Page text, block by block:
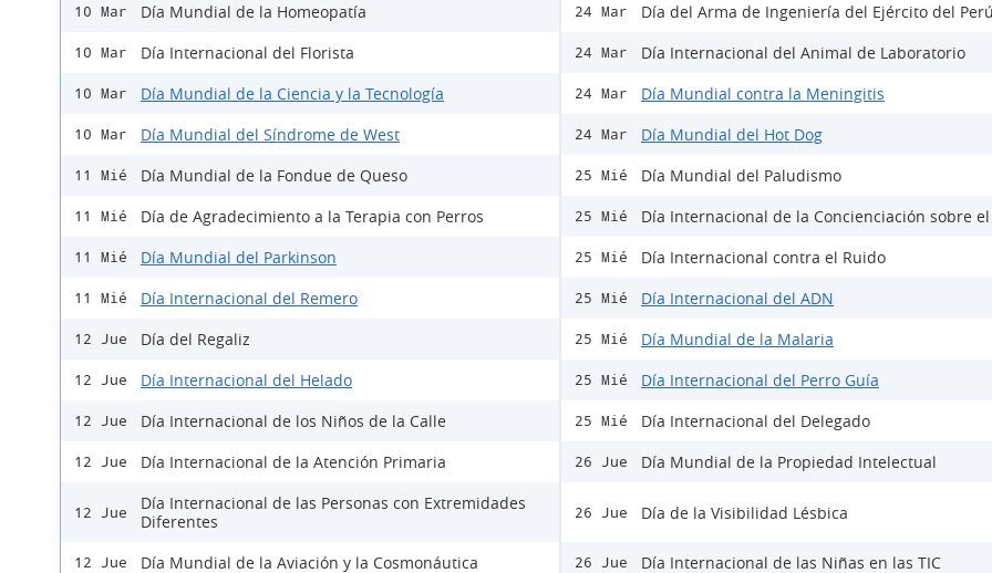
10 Mar Día Mundial de la Homeopatía
10 Mar Día Internacional del Florista
10 Mar Día Mundial de la Ciencia y la Tecnología
10 Mar Día Mundial del Síndrome de West
11 Mié Día Mundial de la Fondue de Queso
11 Mié Día de Agradecimiento a la Terapia con Perros
11 Mié Día Mundial del Parkinson
11 Mié Día Internacional del Remero
12 Jue Día del Regaliz
12 Jue Día Internacional del Helado
12 Jue Día Internacional de los Niños de la Calle
12 Jue Día Internacional de la Atención Primaria
12 Jue
Día Internacional de las Personas con Extremidades
Diferentes
12 Jue Día Mundial de la Aviación y la Cosmonáutica
24 Mar Día del Arma de Ingeniería del Ejército del Perú
24 Mar Día Internacional del Animal de Laboratorio
24 Mar Día Mundial contra la Meningitis
24 Mar Día Mundial del Hot Dog
25 Mié Día Mundial del Paludismo
25 Mié Día Internacional de la Concienciación sobre
25 Mié Día Internacional contra el Ruido
25 Mié Día Internacional del ADN
25 Mié Día Mundial de la Malaria
25 Mié Día Internacional del Perro Guía
25 Mié Día Internacional del Delegado
26 Jue Día Mundial de la Propiedad Intelectual
26 Jue Día de la Visibilidad Lésbica
26 Jue Día Internacional de las Niñas en las TIC